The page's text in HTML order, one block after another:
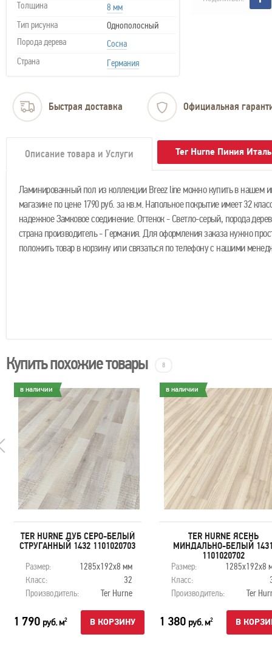
Толщина
8 мм
Тип рисунка
Однополосный
Порода дерева
Сосна
Страна
Германия
Быстрая доставка Официальная
Описание товара и Услуги Ter Hurne Пиния
Ламинированный пол из коллекции Breez line можно купить в нашем
магазине по цене 1790 руб. за кв.м. Напольное покрытие имеет 32
надежное Замковое соединение. Оттенок - Светло-серый, порода
страна производитель - Германия. Для оформления заказа нужно
положить товар в корзину или связаться по телефону с нашими
Купить похожие товары 8
в наличии
TER HURNE ДУБ СЕРО-БЕЛЫЙ
СТРУГАННЫЙ 1432 1101020703
Размер:
1285x192x8 мм
Класс:
32
Производитель:
Ter Hurne
1 790 руб. м2 В КОРЗИНУ
в наличии
TER HURNE ЯСЕНЬ
МИНДАЛЬНО-БЕЛЫЙ
1101020702
Размер:
1285x192x8
Класс:
Производитель:
Ter
1 380 руб. м2 В